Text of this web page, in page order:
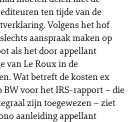
ten tijde van de
Volgens het hof
aanspraak maken op
als het door appellant
van Le Roux in de
Wat betreft de kosten ex
BW voor het IRS-rapport – die
zijn toegewezen – ziet
aanleiding appellant